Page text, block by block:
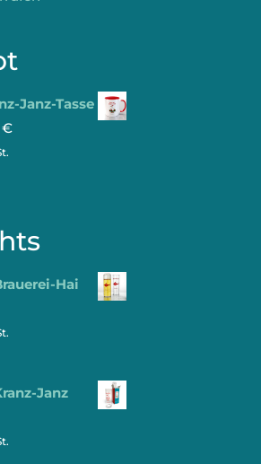
Janz-Tasse
€
Hai
Janz